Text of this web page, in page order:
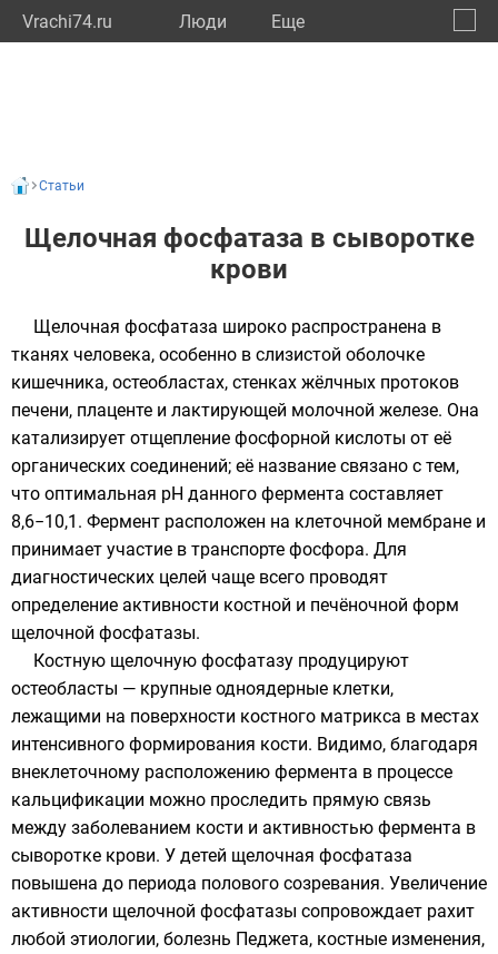
Vrachi74.ru Люди Eще
Статьи
Щелочная фосфатаза в сыворотке
крови
Щелочная фосфатаза широко распространена в
тканях человека, особенно в слизистой оболочке
кишечника, остеобластах, стенках жёлчных протоков
печени, плаценте и лактирующей молочной железе. Она
катализирует отщепление фосфорной кислоты от её
органических соединений; её название связано с тем,
что оптимальная рН данного фермента составляет
8,6−10,1. Фермент расположен на клеточной мембране и
принимает участие в транспорте фосфора. Для
диагностических целей чаще всего проводят
определение активности костной и печёночной форм
щелочной фосфатазы.
Костную щелочную фосфатазу продуцируют
остеобласты — крупные одноядерные клетки,
лежащими на поверхности костного матрикса в местах
интенсивного формирования кости. Видимо, благодаря
внеклеточному расположению фермента в процессе
кальцификации можно проследить прямую связь
между заболеванием кости и активностью фермента в
сыворотке крови. У детей щелочная фосфатаза
повышена до периода полового созревания. Увеличение
активности щелочной фосфатазы сопровождает рахит
любой этиологии, болезнь Педжета, костные изменения,